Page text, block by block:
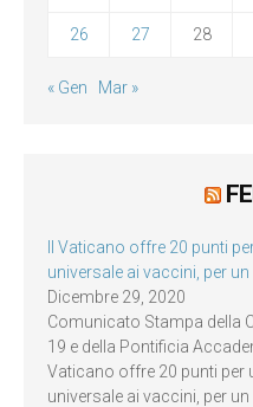
26 27 28
« Gen Mar »
Il Vaticano offre 20 punti
universale ai vaccini, per
Dicembre 29, 2020
Comunicato Stampa della
19 e della Pontificia
Vaticano offre 20 punti per
universale ai vaccini, per